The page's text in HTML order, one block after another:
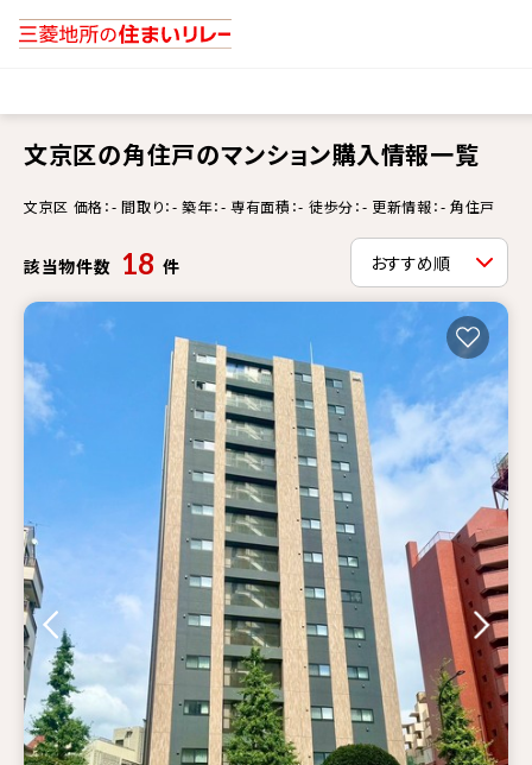
文京区の角住戸のマンション購入情報一覧
文京区 価格：- 間取り：- 築年：- 専有面積：- 徒歩分：- 更新情報：- 角住戸
該当物件数 18 件